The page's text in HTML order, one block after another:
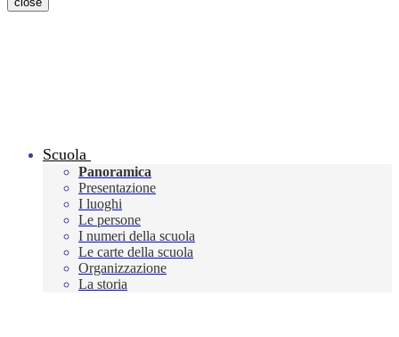
Scuola
Panoramica
Presentazione
I luoghi
Le persone
I numeri della scuola
Le carte della scuola
Organizzazione
La storia